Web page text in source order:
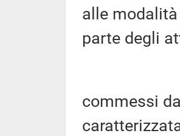
alle
parte degli
commessi